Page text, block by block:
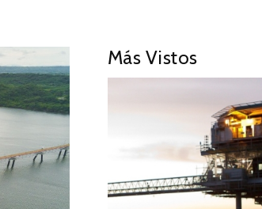
Más Vistos